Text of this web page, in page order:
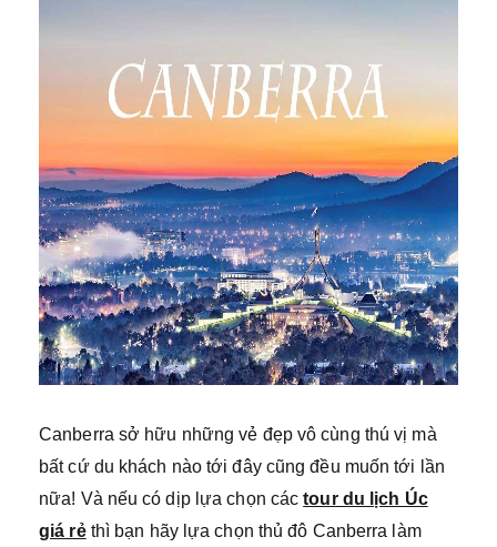
Canberra sở hữu những vẻ đẹp vô cùng thú vị mà
bất cứ du khách nào tới đây cũng đều muốn tới lần
nữa! Và nếu có dịp lựa chọn cáctour du lịch Úc
giá rẻ thì bạn hãy lựa chọn thủ đô Canberra làm